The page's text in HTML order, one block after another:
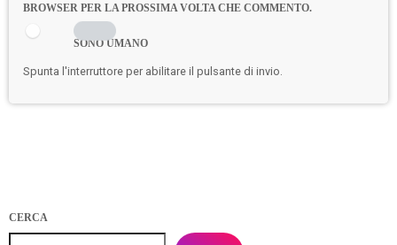
BROWSER PER LA PROSSIMA VOLTA CHE COMMENTO.
SONO UMANO
Spunta l'interruttore per abilitare il pulsante di invio.
CERCA